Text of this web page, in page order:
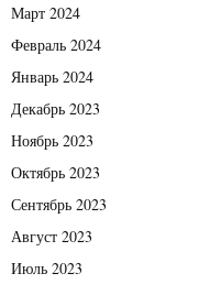
Март 2024
Февраль 2024
Январь 2024
Декабрь 2023
Ноябрь 2023
Октябрь 2023
Сентябрь 2023
Август 2023
Июль 2023